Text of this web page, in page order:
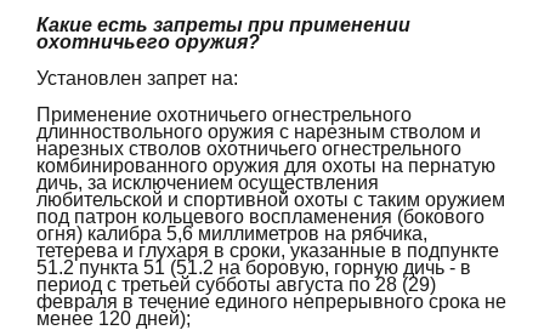
Какие есть запреты при применении
охотничьего оружия?
Установлен запрет на:
Применение охотничьего огнестрельного
длинноствольного оружия с нарезным стволом и
нарезных стволов охотничьего огнестрельного
комбинированного оружия для охоты на пернатую
дичь, за исключением осуществления
любительской и спортивной охоты с таким оружием
под патрон кольцевого воспламенения (бокового
огня) калибра 5,6 миллиметров на рябчика,
тетерева и глухаря в сроки, указанные в подпункте
51.2 пункта 51 (51.2 на боровую, горную дичь - в
период с третьей субботы августа по 28 (29)
февраля в течение единого непрерывного срока не
менее 120 дней);